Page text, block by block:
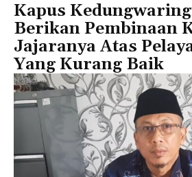
Kapus
Berikan Pembinaan
Jajaranya Atas
Yang Kurang Baik